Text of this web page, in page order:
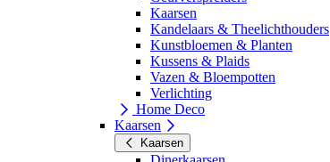
Kaarsen
Kandelaars & Theelichthouders
Kunstbloemen & Planten
Kussens & Plaids
Vazen & Bloempotten
Verlichting
Home Deco
Kaarsen
Kaarsen